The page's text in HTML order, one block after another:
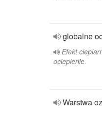
globalne
Efekt
ocieplenie.
Warstwa